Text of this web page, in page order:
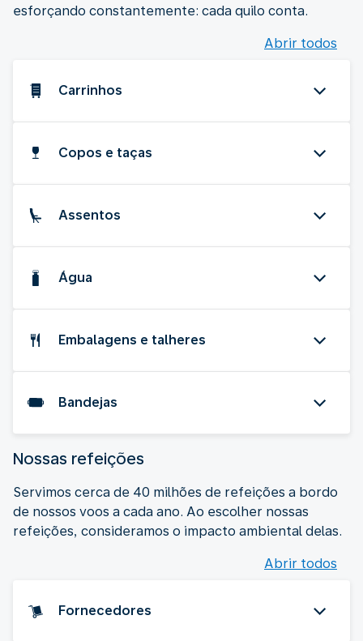
esforçando constantemente: cada quilo conta.
Abrir todos
Carrinhos
Copos e taças
Assentos
Água
Embalagens e talheres
Bandejas
Nossas refeições
Servimos cerca de 40 milhões de refeições a bordo
de nossos voos a cada ano. Ao escolher nossas
refeições, consideramos o impacto ambiental delas.
Abrir todos
Fornecedores